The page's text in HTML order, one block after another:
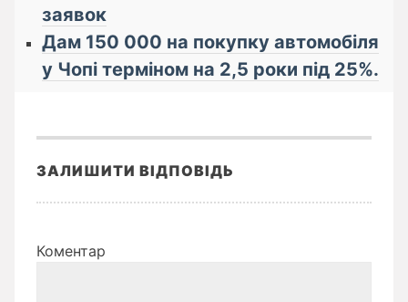
заявок
Дам 150 000 на покупку автомобіля
у Чопі терміном на 2,5 роки під 25%.
ЗАЛИШИТИ ВІДПОВІДЬ
Коментар